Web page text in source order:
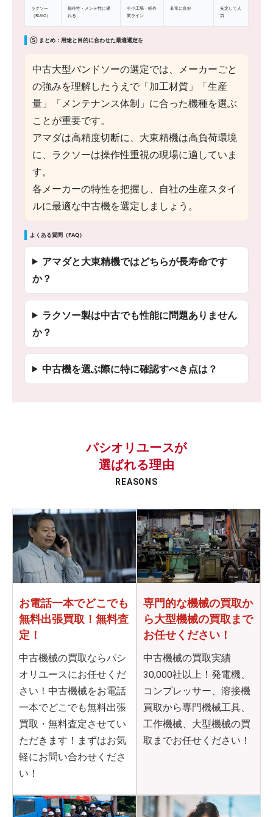
ラクソー
（RUXO）
操作性・メンテ性に優
れる
中小工場・軽作
業ライン
非常に良好
安定して人
気
⑤ まとめ：用途と目的に合わせた最適選定を
中古大型バンドソーの選定では、メーカーごと
の強みを理解したうえで「加工材質」「生産
量」「メンテナンス体制」に合った機種を選ぶ
ことが重要です。
アマダは高精度切断に、大東精機は高負荷環境
に、ラクソーは操作性重視の現場に適していま
す。
各メーカーの特性を把握し、自社の生産スタイ
ルに最適な中古機を選定しましょう。
よくある質問（FAQ）
アマダと大東精機ではどちらが長寿命です
か？
ラクソー製は中古でも性能に問題ありません
か？
中古機を選ぶ際に特に確認すべき点は？
パシオリユースが
選ばれる理由
REASONS
お電話一本でどこでも
無料出張買取！無料査
定！
中古機械の買取ならパシ
オリユースにお任せくだ
さい！中古機械をお電話
一本でどこでも無料出張
買取・無料査定させてい
ただきます！まずはお気
軽にお問い合わせくださ
い！
専門的な機械の買取か
ら大型機械の買取まで
お任せください！
中古機械の買取実績
30,000社以上！発電機、
コンプレッサー、溶接機
買取から専門機械工具、
工作機械、大型機械の買
取までお任せください！